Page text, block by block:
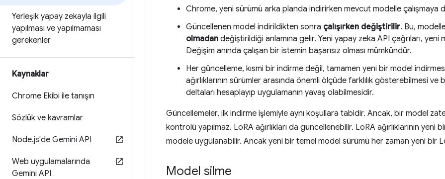
Yerleşik yapay zekayla ilgili
yapılması ve yapılmaması
gerekenler
Kaynaklar
Chrome Ekibi ile tanışın
Sözlük ve kavramlar
Node.js'de Gemini API
Web uygulamalarında
Gemini API
Chrome, yeni sürümü arka planda indirirken mevcut modelle çalışmaya
Güncellenen model indirildikten sonra çalışırken değiştirilir. Bu,
olmadan değiştirildiği anlamına gelir. Yeni yapay zeka API çağrıları, yeni
Değişim anında çalışan bir istemin başarısız olması mümkündür.
Her güncelleme, kısmi bir indirme değil, tamamen yeni bir model
ağırlıklarının sürümler arasında önemli ölçüde farklılık gösterebilmesi
deltaları hesaplayıp uygulamanın yavaş olabilmesidir.
Güncellemeler, ilk indirme işlemiyle aynı koşullara tabidir. Ancak, bir model
kontrolü yapılmaz. LoRA ağırlıkları da güncellenebilir. LoRA ağırlıklarının
modele uygulanabilir. Ancak yeni bir temel model sürümü her zaman yeni bir
Model silme